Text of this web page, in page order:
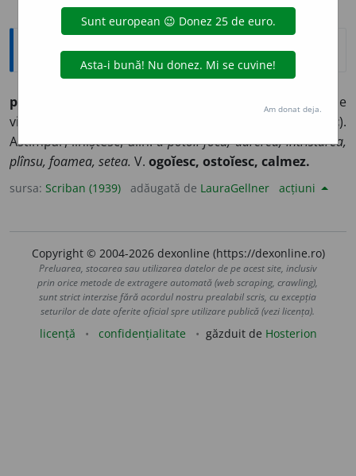
Explicative DEX
potolésc
a potoli, a acomoda, de unde
vine și
tulesc).
Astîmpăr, liniștesc, alin:a potoli focu, durerea, întristarea,
plînsu, foamea, setea. V. ogoĭesc, ostoĭesc, calmez.
sursa: Scriban (1939) adăugată de LauraGellner acțiuni
Copyright © 2004-2026 dexonline (https://dexonline.ro)
Preluarea, stocarea sau utilizarea datelor de pe acest site, inclusiv
prin orice metode de extragere automată (web scraping, crawling),
sunt strict interzise fără acordul nostru prealabil scris, cu excepția
seturilor de date oferite oficial spre utilizare publică (vezi licența).
licență confidențialitate găzduit de Hosterion
Am donat deja.